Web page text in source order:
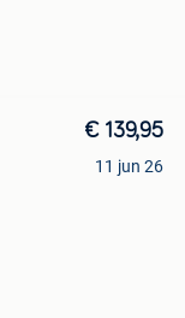
€ 139,95
11 jun 26